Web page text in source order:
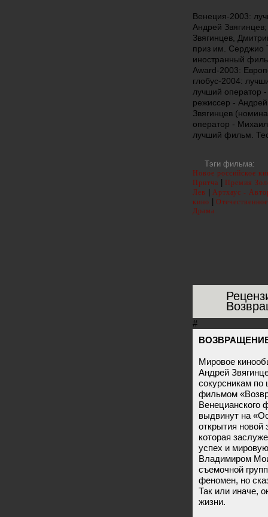
Венеция-2003:
Андрей
Звягинцев,
приз им. Серджио
иностранный
Award-2003:
глобус-2004:
лучший оператор
режиссер -
Звягинцев
оператор -
лучший фильм.
Тэги фильма:
Новое российское
Притча | Премия
Лев | Артхаус -
кино |
Драма
#
Мировое
Андрей
сокурсникам
фильмом
Венецианского
выдвинут на
открытия новой
которая
успех и
Владимиром
съемочной
феномен, но
Так или иначе,
жизни.